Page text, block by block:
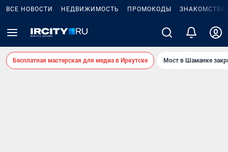
ВСЕ НОВОСТИ НЕДВИЖИМОСТЬ ПРОМОКОДЫ ЗНАКОМСТВА
Бесплатная мастерская для медиа в Иркутске Мост в Шаманке